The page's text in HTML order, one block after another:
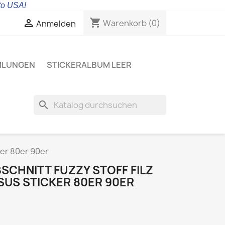
USA!
 Anmelden shopping_cart Warenkorb (0)
STICKERALBUM LEER
search
80er 90er
FUZZY STOFF FILZ
STICKER 80ER 90ER